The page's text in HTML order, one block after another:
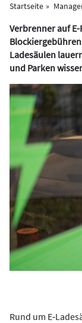
Startseite
Verbrenner auf
Ladesäulen
und Parken
Rund um